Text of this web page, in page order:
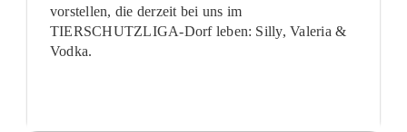
vorstellen, die derzeit bei uns im
TIERSCHUTZLIGA-Dorf leben: Silly, Valeria &
Vodka.